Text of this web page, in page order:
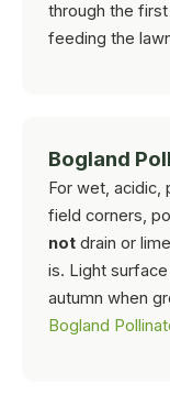
through the
feeding the
Bogland
For wet,
field corners,
not drain or
is. Light
autumn when
Bogland